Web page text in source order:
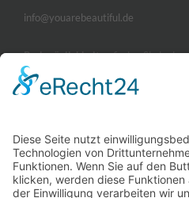
info@youarebeautiful.de
Parkmöglichkeitenfinden Sie in der
Montag, Dienstag und Donnerstag
09:00 - 14:00 und 15:00 - 19:00